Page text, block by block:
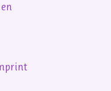
en